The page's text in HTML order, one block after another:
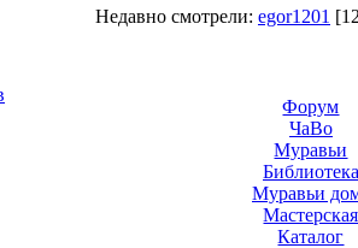
Недавно смотрели: egor1201
Форум
ЧаВо
Муравьи
Библиотека
Муравьи
Мастерская
Каталог